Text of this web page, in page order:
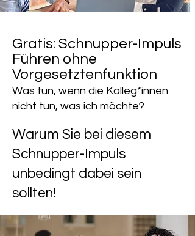
Gratis: Schnupper-Impuls
Führen ohne
Vorgesetztenfunktion
Was tun, wenn die Kolleg*innen
nicht tun, was ich möchte?
Warum Sie bei diesem
Schnupper-Impuls
unbedingt dabei sein
sollten!